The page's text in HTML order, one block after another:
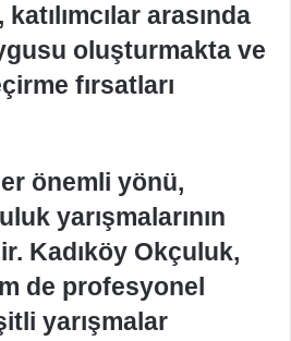
arasında
oluşturmakta ve
fırsatları
önemli yönü,
yarışmalarının
Kadıköy Okçuluk,
de profesyonel
yarışmalar